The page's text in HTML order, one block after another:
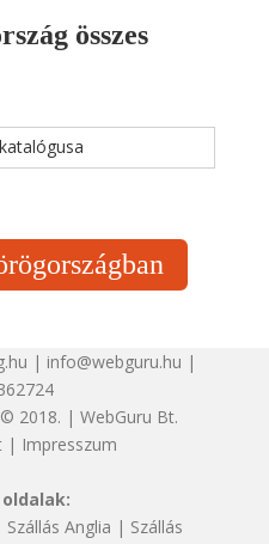
összes
| info@webguru.hu |
2018. | WebGuru Bt.
| Impresszum
Szállás Anglia | Szállás